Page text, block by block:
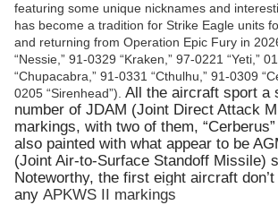
featuring some unique nicknames and
has become a tradition for Strike Eagle units
and returning from Operation Epic Fury in
“Nessie,” 91-0329 “Kraken,” 97-0221 “Yeti,”
“Chupacabra,” 91-0331 “Cthulhu,” 91-0309
0205 “Sirenhead”). All the aircraft sport a
number of JDAM (Joint Direct Attack
markings, with two of them, “Cerberus”
also painted with what appear to be
(Joint Air-to-Surface Standoff Missile)
Noteworthy, the first eight aircraft
any APKWS II markings